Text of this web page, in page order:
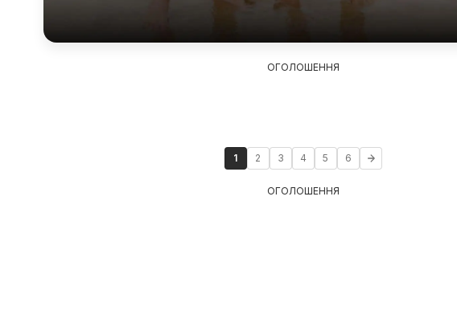
ОГОЛОШЕННЯ
1 2 3 4 5 6
ОГОЛОШЕННЯ